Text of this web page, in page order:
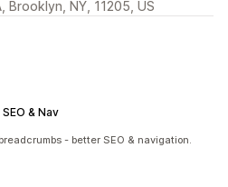
Brooklyn, NY, 11205, US
& Nav
- better SEO & navigation.